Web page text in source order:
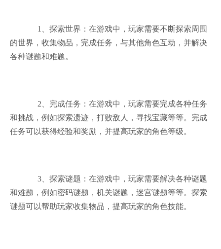
1、探索世界：在游戏中，玩家需要不断探索周围
的世界，收集物品，完成任务，与其他角色互动，并解决
各种谜题和难题。
2、完成任务：在游戏中，玩家需要完成各种任务
和挑战，例如探索遗迹，打败敌人，寻找宝藏等等。完成
任务可以获得经验和奖励，并提高玩家的角色等级。
3、探索谜题：在游戏中，玩家需要解决各种谜题
和难题，例如密码谜题，机关谜题，迷宫谜题等等。探索
谜题可以帮助玩家收集物品，提高玩家的角色技能。